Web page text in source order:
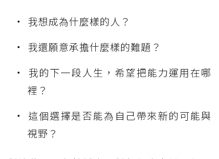
我想成為什麼樣的人？
我還願意承擔什麼樣的難題？
我的下一段人生，希望把能力運用在哪
裡？
這個選擇是否能為自己帶來新的可能與
視野？